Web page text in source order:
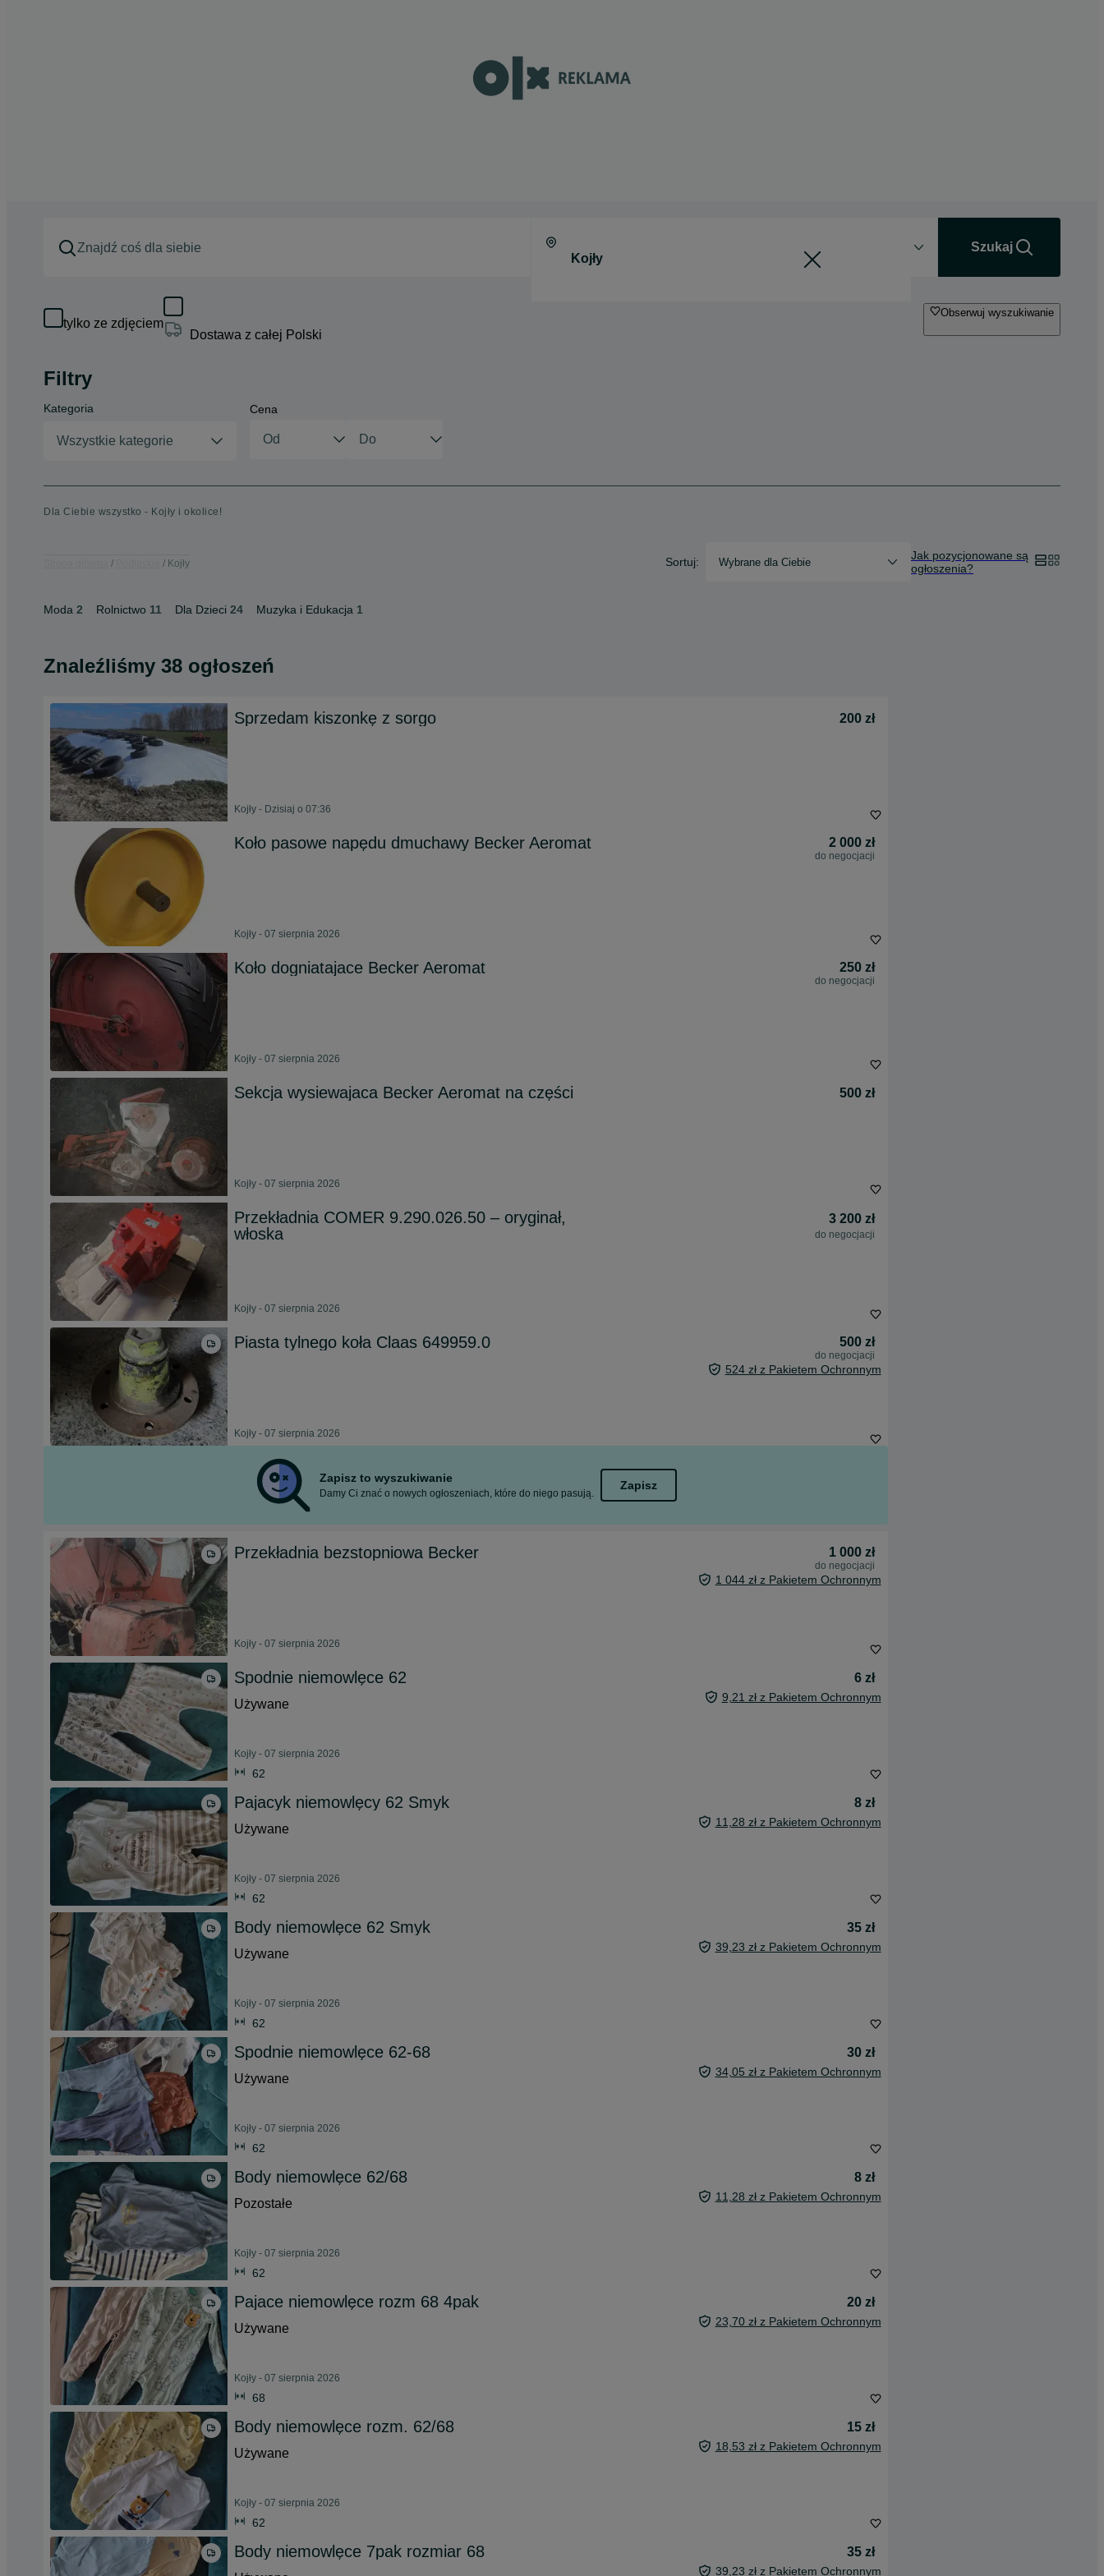
Szukaj
tylko ze zdjęciem
Dostawa z całej Polski
Obserwuj wyszukiwanie
Filtry
Kategoria
Wszystkie kategorie
Cena
Dla Ciebie wszystko - Kojły i okolice!
Kojły Sortuj: Wybrane dla Ciebie
Jak pozycjonowane są
ogłoszenia?
Moda 2 Rolnictwo 11 Dla Dzieci 24 Muzyka i Edukacja 1
Znaleźliśmy 38 ogłoszeń
Sprzedam kiszonkę z sorgo 200 zł
Kojły - Dzisiaj o 07:36
Koło pasowe napędu dmuchawy Becker Aeromat 2 000 zł
do negocjacji
Kojły - 07 sierpnia 2026
Koło dogniatajace Becker Aeromat 250 zł
do negocjacji
Kojły - 07 sierpnia 2026
Sekcja wysiewajaca Becker Aeromat na części 500 zł
Kojły - 07 sierpnia 2026
Przekładnia COMER 9.290.026.50 – oryginał,
włoska
3 200 zł
do negocjacji
Kojły - 07 sierpnia 2026
Piasta tylnego koła Claas 649959.0 500 zł
do negocjacji
524 zł z Pakietem Ochronnym
Kojły - 07 sierpnia 2026
Zapisz to wyszukiwanie
Damy Ci znać o nowych ogłoszeniach, które do niego pasują.
Zapisz
Przekładnia bezstopniowa Becker 1 000 zł
do negocjacji
1 044 zł z Pakietem Ochronnym
Kojły - 07 sierpnia 2026
Spodnie niemowlęce 62
6 zł
Używane
9,21 zł z Pakietem Ochronnym
Kojły - 07 sierpnia 2026
62
Pajacyk niemowlęcy 62 Smyk
8 zł
Używane
11,28 zł z Pakietem Ochronnym
Kojły - 07 sierpnia 2026
62
Body niemowlęce 62 Smyk
35 zł
Używane
39,23 zł z Pakietem Ochronnym
Kojły - 07 sierpnia 2026
62
Spodnie niemowlęce 62-68
30 zł
Używane
34,05 zł z Pakietem Ochronnym
Kojły - 07 sierpnia 2026
62
Body niemowlęce 62/68
8 zł
Pozostałe
11,28 zł z Pakietem Ochronnym
Kojły - 07 sierpnia 2026
62
Pajace niemowlęce rozm 68 4pak
20 zł
Używane
23,70 zł z Pakietem Ochronnym
Kojły - 07 sierpnia 2026
68
Body niemowlęce rozm. 62/68
15 zł
Używane
18,53 zł z Pakietem Ochronnym
Kojły - 07 sierpnia 2026
62
Body niemowlęce 7pak rozmiar 68
35 zł
39,23 zł z Pakietem Ochronnym